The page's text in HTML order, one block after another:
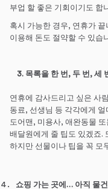
부업 할 좋은 기회이기도 합
혹시 가능한 경우, 연휴가
이용해 돈도 절약할 수 있습
3. 목록을 한 번 , 두 번 , 세
연휴에 감사드리고 싶은 사
동료, 선생님 등 각각에게
도어맨, 미용사, 애완동물
배달원에게 줄 팁도 있겠죠.
하지만 선물이나 팁을 꼭 모
쇼핑 가는 곳에… 아직 물